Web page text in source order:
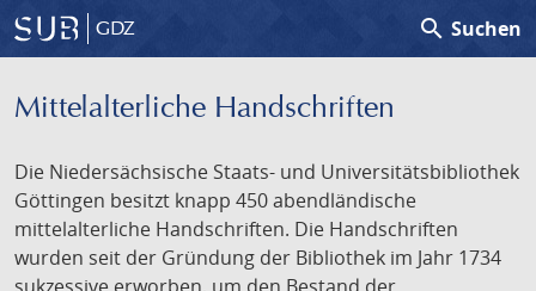
GDZ search Suchen
Mittelalterliche Handschriften
Die Niedersächsische Staats- und Universitätsbibliothek
Göttingen besitzt knapp 450 abendländische
mittelalterliche Handschriften. Die Handschriften
wurden seit der Gründung der Bibliothek im Jahr 1734